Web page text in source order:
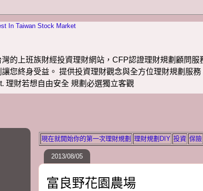
灣的上班族財經投資理財網站，CFP認證理財規劃顧問
您終身受益。 提供投資理財觀念與全方位理財規劃服
理財若想自由安全 規劃必選獨立客觀
現在就開始你的第一次理財規劃 理財規劃DIY 投資 保險
2013/08/05
富良野花園農場